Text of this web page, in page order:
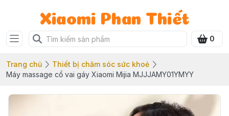
Xiaomi Phan Thiết
0
Trang chủ
Thiết bị chăm sóc sức khoẻ
Máy massage cổ vai gáy Xiaomi Mijia MJJJAMY01YMYY